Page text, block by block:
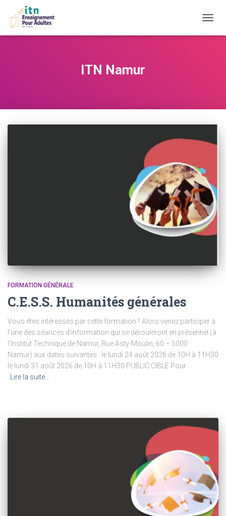
LA
ITN Namur
FORMATION GÉNÉRALE
C.E.S.S. Humanités générales
Vous êtes intéressés par cette formation ? Alors venez participer à
l’une des séances d’information qui se dérouleront en présentiel (à
l’Institut Technique de Namur, Rue Asty-Moulin, 60 – 5000
Namur) aux dates suivantes : le lundi 24 août 2026 de 10H à 11H30
le lundi 31 août 2026 de 10H à 11H30 PUBLIC CIBLE Pour
Lire la suite…